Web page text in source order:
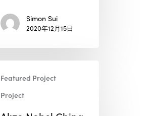
Simon Sui
2020年12月15日
Featured Project
Project